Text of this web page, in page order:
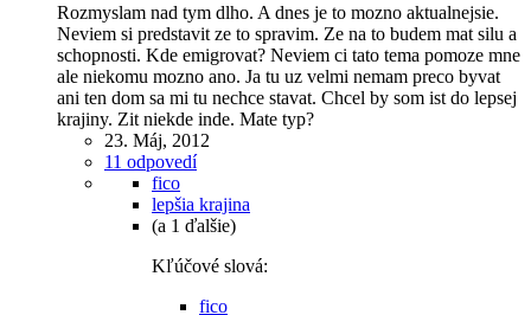
Rozmyslam nad tym dlho. A dnes je to mozno aktualnejsie.
Neviem si predstavit ze to spravim. Ze na to budem mat silu a
schopnosti. Kde emigrovat? Neviem ci tato tema pomoze mne
ale niekomu mozno ano. Ja tu uz velmi nemam preco byvat
ani ten dom sa mi tu nechce stavat. Chcel by som ist do lepsej
krajiny. Zit niekde inde. Mate typ?
23. Máj, 2012
11 odpovedí
fico
lepšia krajina
(a 1 ďalšie)
Kľúčové slová:
fico